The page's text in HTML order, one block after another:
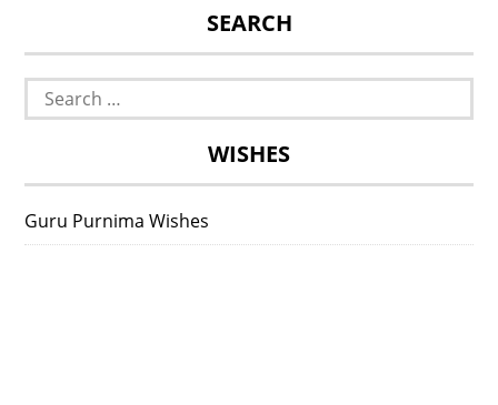
SEARCH
Search
for:
WISHES
Guru Purnima Wishes